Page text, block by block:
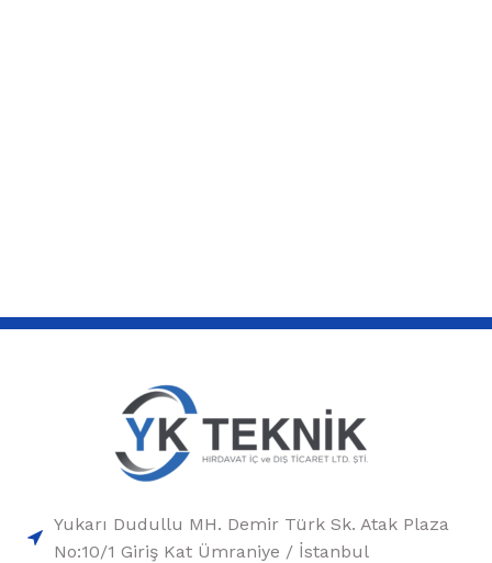
Yukarı Dudullu MH. Demir Türk Sk. Atak Plaza
No:10/1 Giriş Kat Ümraniye / İstanbul